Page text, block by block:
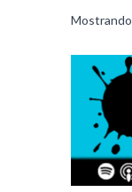
Mostrando